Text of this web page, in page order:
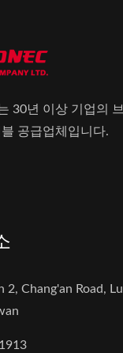
30년 이상 기업의
공급업체입니다.
2, Chang'an Road,